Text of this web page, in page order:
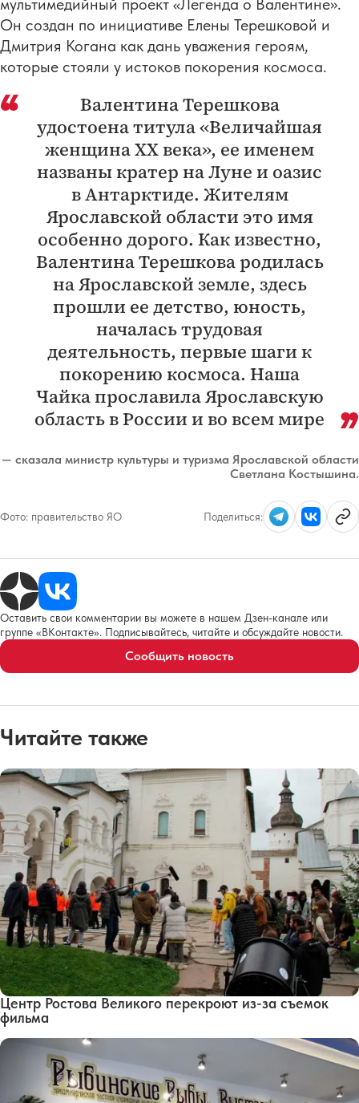
Он создан по инициативе Елены Терешковой и
Дмитрия Когана как дань уважения героям,
которые стояли у истоков покорения космоса.
Валентина Терешкова
удостоена титула «Величайшая
женщина ХХ века», ее именем
названы кратер на Луне и оазис
в Антарктиде. Жителям
Ярославской области это имя
особенно дорого. Как известно,
Валентина Терешкова родилась
на Ярославской земле, здесь
прошли ее детство, юность,
началась трудовая
деятельность, первые шаги к
покорению космоса. Наша
Чайка прославила Ярославскую
область в России и во всем мире
— сказала министр культуры и туризма Ярославской области
Светлана Костышина.
Фото: правительство ЯО Поделиться:
Оставить свои комментарии вы можете в нашем Дзен-канале или
группе «ВКонтакте». Подписывайтесь, читайте и обсуждайте новости.
Сообщить новость
Читайте также
Центр Ростова Великого перекроют из-за съемок
фильма